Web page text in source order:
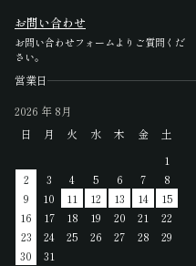
お問い合わせ
お問い合わせフォームよりご質問くだ
さい。
営業日
2026 年 8月
日
月 火 水 木 金
土
1
2
3 4 5 6 7
8
9
10 11 12 13 14
15
16
17 18 19 20 21
22
23
24 25 26 27 28
29
30
31